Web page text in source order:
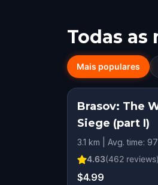
Todas as
Mais populares
Brasov: The
Siege (part I)
3.1 km | Avg. time:
4.63(462 reviews)
$4.99